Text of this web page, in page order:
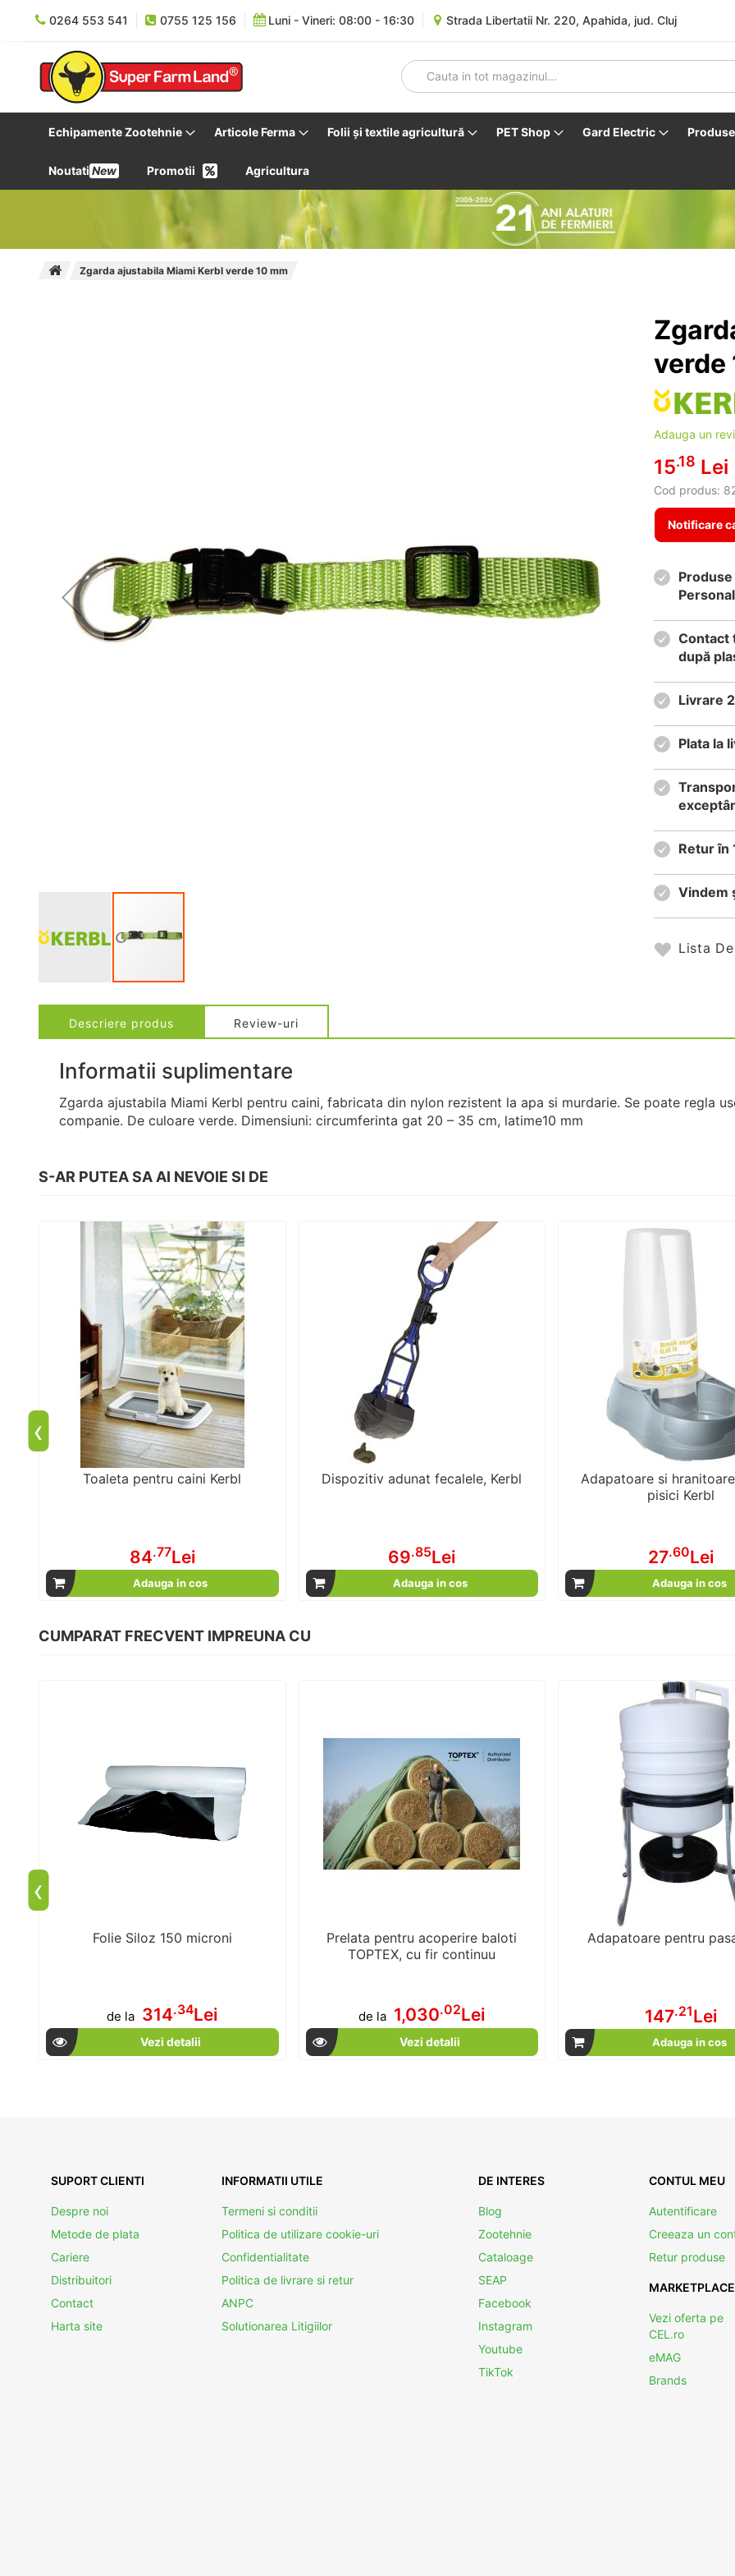
0264 553 541 0755 125 156 Luni - Vineri: 08:00 - 16:30 Strada Libertatii Nr. 220, Apahida, jud. Cluj
Echipamente Zootehnie Articole Ferma Folii și textile agricultură PET Shop Gard Electric
Noutati New Promotii Agricultura
Zgarda ajustabila Miami Kerbl verde 10 mm
verde
Adauga un
15.18 Lei
Cod produs:
Notificare
Contact
după
Livrare
Plata la
Retur în
Vindem
Lista
Descriere produs
Informatii suplimentare
Zgarda ajustabila Miami Kerbl pentru caini, fabricata din nylon rezistent la apa si murdarie. Se poate regla
companie. De culoare verde. Dimensiuni: circumferinta gat 20 – 35 cm, latime10 mm
Review-uri
S-AR PUTEA SA AI NEVOIE SI DE
Toaleta pentru caini Kerbl
84.77Lei
Adauga in cos
Dispozitiv adunat fecalele, Kerbl
69.85Lei
Adauga in cos
Adapatoare si
pisici Kerbl
27.60Lei
Adauga in cos
‹
CUMPARAT FRECVENT IMPREUNA CU
Folie Siloz 150 microni
de la 314.34Lei
Vezi detalii
Prelata pentru acoperire baloti
TOPTEX, cu fir continuu
de la 1,030.02Lei
Vezi detalii
Adapatoare pentru
147.21Lei
Adauga in cos
‹
SUPORT CLIENTI
Despre noi
Metode de plata
Cariere
Distribuitori
Contact
Harta site
INFORMATII UTILE
Termeni si conditii
Politica de utilizare cookie-uri
Confidentialitate
Politica de livrare si retur
ANPC
Solutionarea Litigiilor
DE INTERES
Blog
Zootehnie
Cataloage
SEAP
Facebook
Instagram
Youtube
TikTok
CONTUL MEU
Autentificare
Creeaza un
Retur produse
Vezi oferta pe
CEL.ro
eMAG
Brands